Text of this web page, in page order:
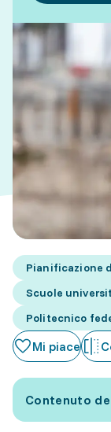
Pianificazione
Scuole
Politecnico
Mi piace
Contenuto